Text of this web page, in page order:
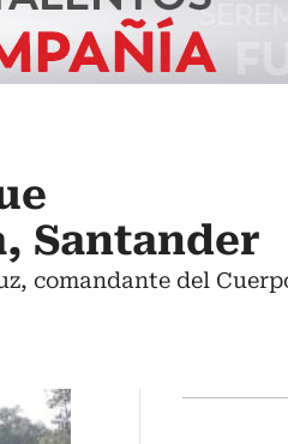
Santander
comandante del